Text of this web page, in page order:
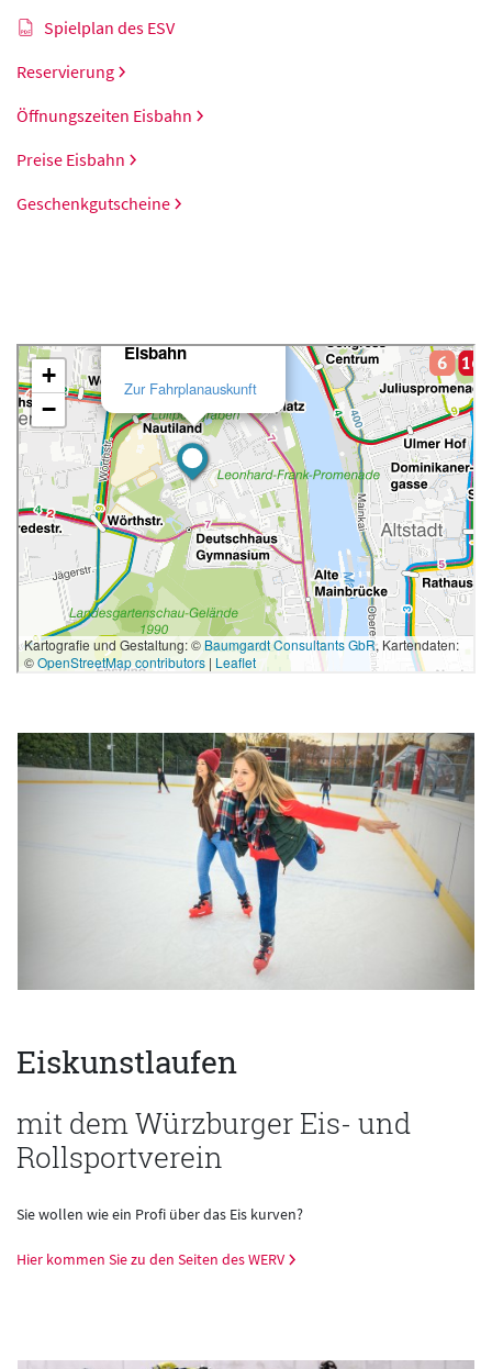
Spielplan des ESV
Reservierung
Öffnungszeiten Eisbahn
Preise Eisbahn
Geschenkgutscheine
Eiskunstlaufen
mit dem Würzburger Eis- und
Rollsportverein
Sie wollen wie ein Profi über das Eis kurven?
Hier kommen Sie zu den Seiten des WERV